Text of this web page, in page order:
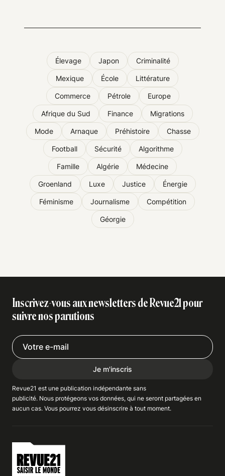
Élevage Japon Criminalité
Mexique École Littérature
Commerce Pétrole Europe
Afrique du Sud Finance Migrations
Mode Arnaque Préhistoire Chasse
Football Sécurité Algorithme
Famille Algérie Médecine
Groenland Luxe Justice Énergie
Féminisme Journalisme Compétition
Géorgie
Inscrivez-vous aux newsletters de Revue21 pour
suivre nos parutions
Je m'inscris
Revue21 est une publication indépendante sans
publicité. Nous protégeons vos données, qui ne seront partagées en
aucun cas. Vous pourrez vous désinscrire à tout moment.